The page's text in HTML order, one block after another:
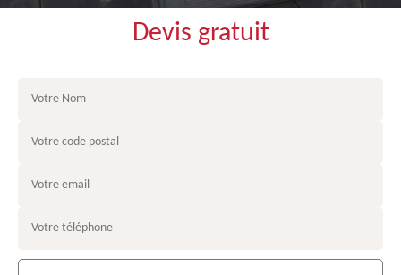
Devis gratuit